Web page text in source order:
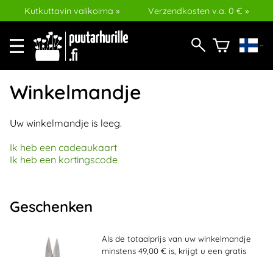
Kutkuttavin valikoima » Verzendkosten v.a. 0 € »
Winkelmandje
Uw winkelmandje is leeg.
Ik heb een cadeaukaart
Ik heb een kortingscode
Geschenken
Als de totaalprijs van uw winkelmandje
minstens 49,00 € is, krijgt u een gratis